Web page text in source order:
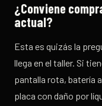
¿Conviene
actual?
Esta es quizás la
llega en el taller. Si
pantalla rota, batería
placa con daño por